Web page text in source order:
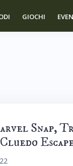
GIOCHI
Snap,